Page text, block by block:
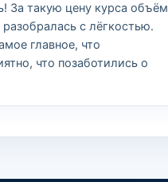
За такую цену курса объём
с лёгкостью.
главное, что
что позаботились о